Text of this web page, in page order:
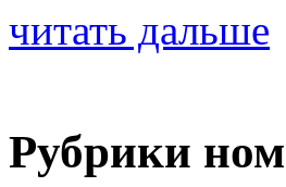
читать дальше
Рубрики